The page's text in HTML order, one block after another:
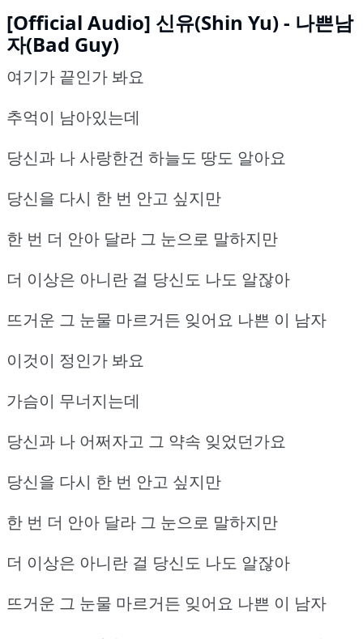
[Official Audio] 신유(Shin Yu) - 나쁜남
자(Bad Guy)
여기가 끝인가 봐요
추억이 남아있는데
당신과 나 사랑한건 하늘도 땅도 알아요
당신을 다시 한 번 안고 싶지만
한 번 더 안아 달라 그 눈으로 말하지만
더 이상은 아니란 걸 당신도 나도 알잖아
뜨거운 그 눈물 마르거든 잊어요 나쁜 이 남자
이것이 정인가 봐요
가슴이 무너지는데
당신과 나 어쩌자고 그 약속 잊었던가요
당신을 다시 한 번 안고 싶지만
한 번 더 안아 달라 그 눈으로 말하지만
더 이상은 아니란 걸 당신도 나도 알잖아
뜨거운 그 눈물 마르거든 잊어요 나쁜 이 남자